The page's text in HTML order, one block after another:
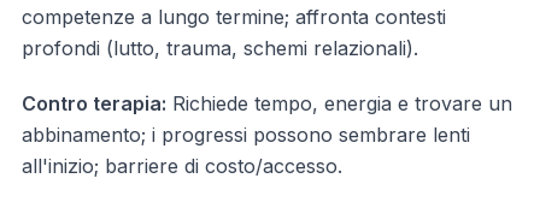
competenze a lungo termine; affronta contesti
profondi (lutto, trauma, schemi relazionali).
Contro terapia: Richiede tempo, energia e trovare un
abbinamento; i progressi possono sembrare lenti
all'inizio; barriere di costo/accesso.